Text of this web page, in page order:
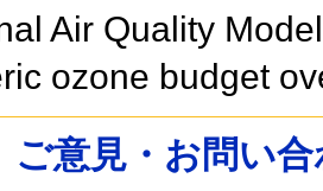
Air Quality
ozone budget
ご意見・お問い